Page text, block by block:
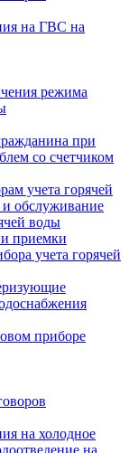
на ГВС на
режима
при
со счетчиком
учета горячей
и обслуживание
воды
приемки
учета горячей
приборе
на холодное